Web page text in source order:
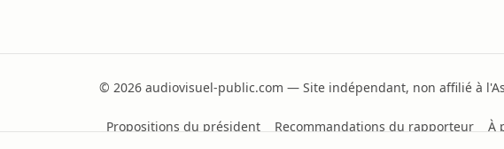
© 2026 audiovisuel-public.com — Site indépendant, non affilié à
Propositions du président Recommandations du rapporteur À